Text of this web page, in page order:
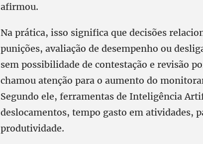
afirmou.
Na prática, isso significa que decisões
punições, avaliação de desempenho ou
sem possibilidade de contestação e revisão
chamou atenção para o aumento do
Segundo ele, ferramentas de Inteligência
deslocamentos, tempo gasto em atividades,
produtividade.